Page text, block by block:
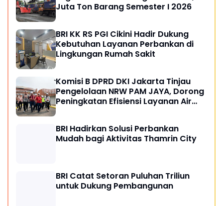
Juta Ton Barang Semester I 2026
BRI KK RS PGI Cikini Hadir Dukung
Kebutuhan Layanan Perbankan di
Lingkungan Rumah Sakit
Komisi B DPRD DKI Jakarta Tinjau
Pengelolaan NRW PAM JAYA, Dorong
Peningkatan Efisiensi Layanan Air
BRI Hadirkan Solusi Perbankan
Mudah bagi Aktivitas Thamrin City
BRI Catat Setoran Puluhan Triliun
untuk Dukung Pembangunan